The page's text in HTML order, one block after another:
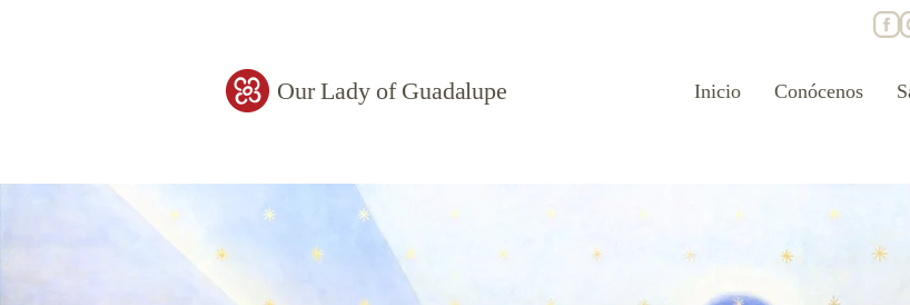
Our Lady of Guadalupe Inicio Conócenos
IMPORTANT MESSAGE ...